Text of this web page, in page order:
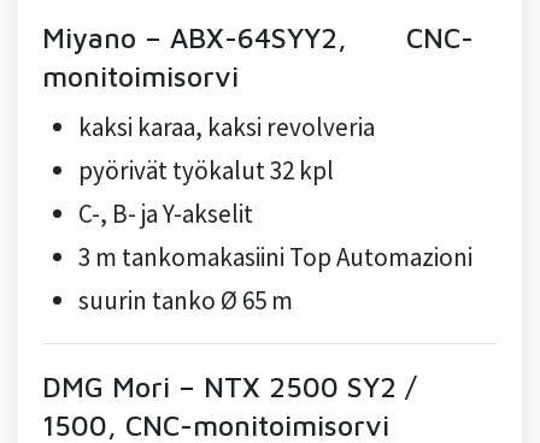
Miyano – ABX-64SYY2, CNC-
monitoimisorvi
kaksi karaa, kaksi revolveria
pyörivät työkalut 32 kpl
C-, B- ja Y-akselit
3 m tankomakasiini Top Automazioni
suurin tanko Ø 65 m
DMG Mori – NTX 2500 SY2 /
1500, CNC-monitoimisorvi